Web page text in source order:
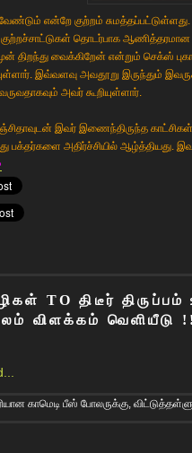
என்றே குற்றம்
தொடர்பாக
திறந்து வைக்கிறேன் என்றும் செக்ஸ்
இவ்வளவு அவதூறு இருந்தும்
வருவதாகவும் அவர் கூறியுள்ளார்.
இவர் இணைந்திருந்த காட்சிகள்
பக்தர்களை அதிர்ச்சியில் ஆழ்த்தியது.
TO திடீர்
விளக்கம் வெளியீடு
காமெடி பீஸ் போல‌ருக்கு,